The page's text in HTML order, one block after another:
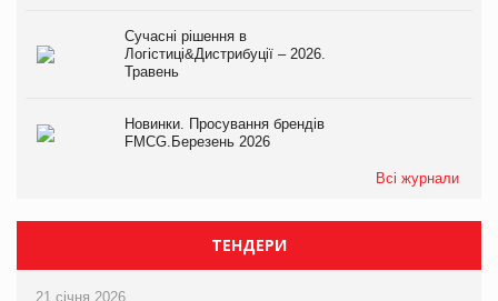
Сучасні рішення в
Логістиці&Дистрибуції – 2026.
Травень
Новинки. Просування брендів
FMCG.Березень 2026
Всі журнали
ТЕНДЕРИ
21 січня 2026